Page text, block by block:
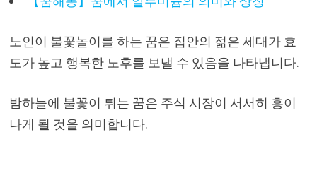
노인이 불꽃놀이를 하는 꿈은 집안의 젊은 세대가 효
도가 높고 행복한 노후를 보낼 수 있음을 나타냅니다.
밤하늘에 불꽃이 튀는 꿈은 주식 시장이 서서히 흥이
나게 될 것을 의미합니다.